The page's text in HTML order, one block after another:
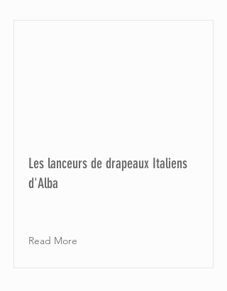
Les lanceurs de drapeaux Italiens
d'Alba
Read More